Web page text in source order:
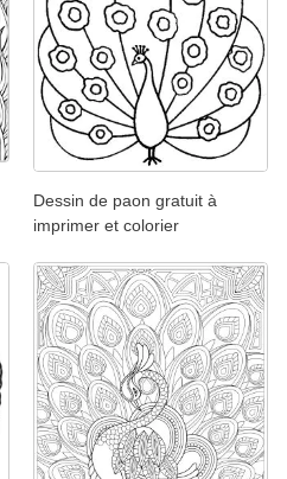
Dessin de paon gratuit à
imprimer et colorier